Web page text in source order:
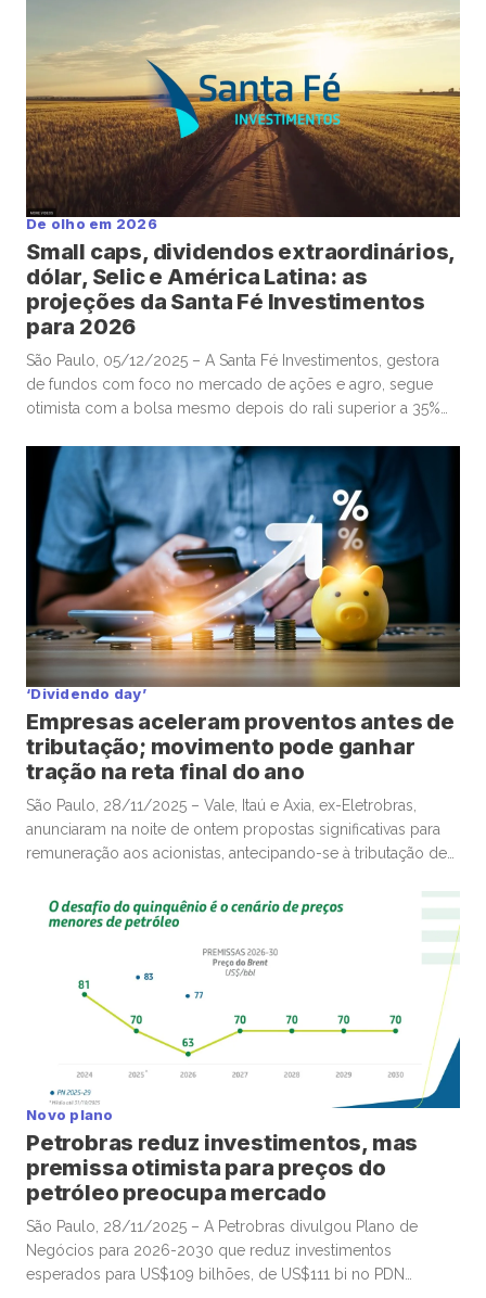
aprofundadas de boas histórias e materiais informativos. OS
EUA constroem gasodutos; mas investidores […]
De olho em 2026
Small caps, dividendos extraordinários,
dólar, Selic e América Latina: as
projeções da Santa Fé Investimentos
para 2026
São Paulo, 05/12/2025 – A Santa Fé Investimentos, gestora
de fundos com foco no mercado de ações e agro, segue
otimista com a bolsa mesmo depois do rali superior a 35%
Lima Journal, o sócio e gestor Gabriel Diniz Junqueira
defendeu que o movimento de alta dos ativos de […]
‘Dividendo day’
Empresas aceleram proventos antes de
tributação; movimento pode ganhar
tração na reta final do ano
São Paulo, 28/11/2025 – Vale, Itaú e Axia, ex-Eletrobras,
anunciaram na noite de ontem propostas significativas para
remuneração aos acionistas, antecipando-se à tributação de
a pessoas físicas partir de 2026, em movimento que poderá
ganhar mais tração até o fim deste ano e deve envolver
diversas companhias listadas em bolsa. A Vale, por
exemplo, anunciou remuneração total de R$3,58 por […]
Novo plano
Petrobras reduz investimentos, mas
premissa otimista para preços do
petróleo preocupa mercado
São Paulo, 28/11/2025 – A Petrobras divulgou Plano de
Negócios para 2026-2030 que reduz investimentos
esperados para US$109 bilhões, de US$111 bi no PDN